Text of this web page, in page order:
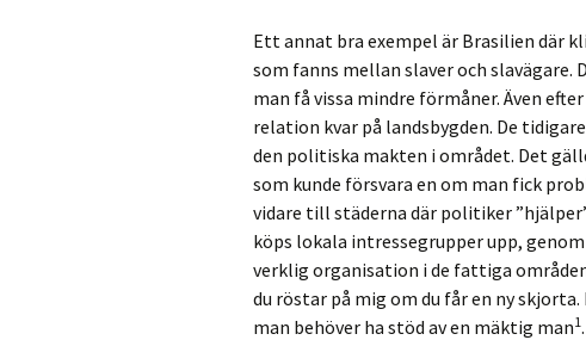
Ett annat bra exempel är Brasilien där
som fanns mellan slaver och slavägare.
man få vissa mindre förmåner. Även
relation kvar på landsbygden. De
den politiska makten i området. Det
som kunde försvara en om man fick
vidare till städerna där politiker
köps lokala intressegrupper upp,
verklig organisation i de fattiga
du röstar på mig om du får en ny
man behöver ha stöd av en mäktig man1.